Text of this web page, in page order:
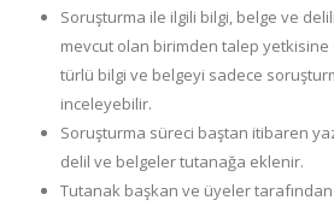
Soruşturma ile ilgili bilgi, belge ve
mevcut olan birimden talep
türlü bilgi ve belgeyi sadece
inceleyebilir.
Soruşturma süreci baştan itibaren
delil ve belgeler tutanağa eklenir.
Tutanak başkan ve üyeler tarafından